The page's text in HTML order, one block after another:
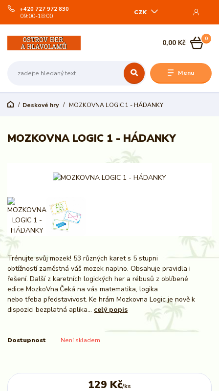
Menu
CZK
+420 727 972 830
09:00-18:00
0
0,00 Kč
Deskové hry MOZKOVNA LOGIC 1 - HÁDANKY
MOZKOVNA LOGIC 1 - HÁDANKY
Trénujte svůj mozek! 53 různých karet s 5 stupni
obtížností zaměstná váš mozek naplno. Obsahuje pravidla i
řešení. Další z karetních logických her a rébusů z oblíbené
edice MozkoVna.Čeká na vás matematika, logika
nebo třeba představivost. Ke hrám Mozkovna Logic je nově k
dispozici bezplatná aplika... celý popis
Dostupnost Není skladem
129 Kč/ks